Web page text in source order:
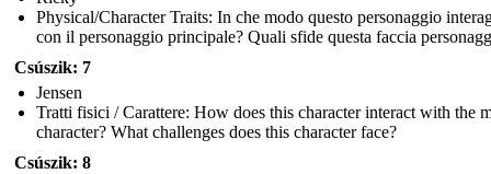
Physical/Character Traits: In che modo questo personaggio
con il personaggio principale? Quali sfide questa faccia
Csúszik: 7
Jensen
Tratti fisici / Carattere: How does this character interact with the
character? What challenges does this character face?
Csúszik: 8